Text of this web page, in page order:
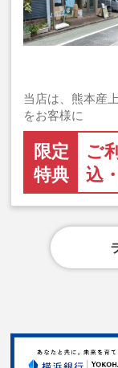
当店は、熊本産
をお客様に
限定
特典
ご
込